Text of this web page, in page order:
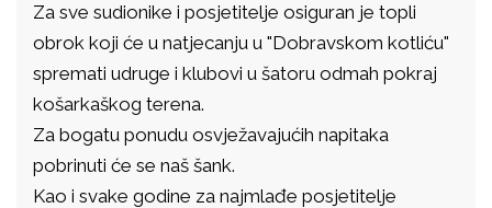
Za sve sudionike i posjetitelje osiguran je topli
obrok koji će u natjecanju u "Dobravskom kotliću"
spremati udruge i klubovi u šatoru odmah pokraj
košarkaškog terena.
Za bogatu ponudu osvježavajućih napitaka
pobrinuti će se naš šank.
Kao i svake godine za najmlađe posjetitelje